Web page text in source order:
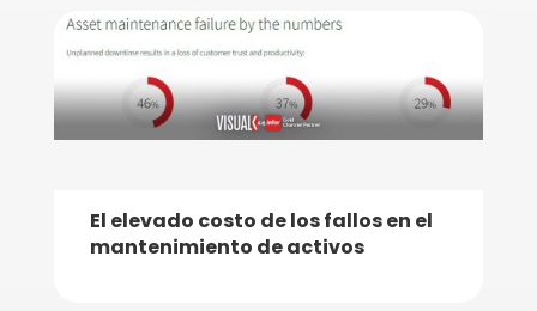
El elevado costo de los fallos en el
mantenimiento de activos